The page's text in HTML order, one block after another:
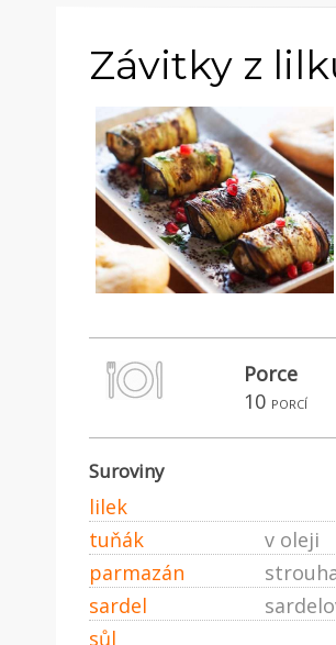
Závitky z
Porce
10 porcí
Suroviny
lilek
tuňák
v oleji
parmazán
sardel
sůl